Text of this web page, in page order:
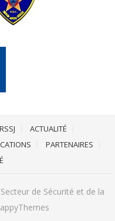
ACTUALITÉ
PARTENAIRES
de Sécurité et de la